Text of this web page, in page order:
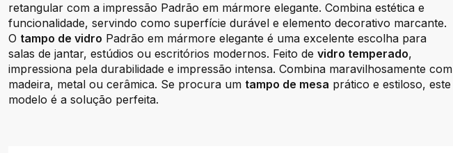
retangular com a impressão Padrão em mármore elegante. Combina estética e
funcionalidade, servindo como superfície durável e elemento decorativo marcante.
O tampo de vidro Padrão em mármore elegante é uma excelente escolha para
salas de jantar, estúdios ou escritórios modernos. Feito de vidro temperado,
impressiona pela durabilidade e impressão intensa. Combina maravilhosamente com
madeira, metal ou cerâmica. Se procura um tampo de mesa prático e estiloso, este
modelo é a solução perfeita.